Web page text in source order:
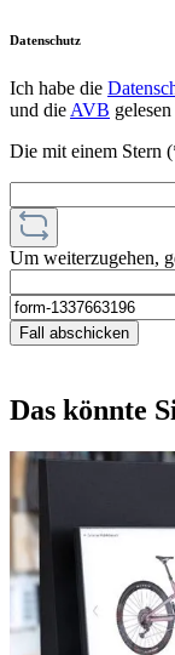
Datenschutz
Ich habe die
und die AVB
Die mit einem Stern
Um weiterzugehen,
Fall abschicken
Das könnte